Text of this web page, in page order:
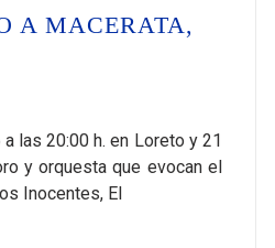
A MACERATA,
las 20:00 h. en Loreto y 21
y orquesta que evocan el
Inocentes, El